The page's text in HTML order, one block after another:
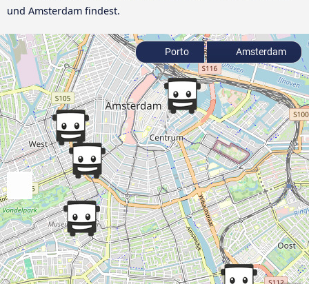
und Amsterdam findest.
Porto Amsterdam